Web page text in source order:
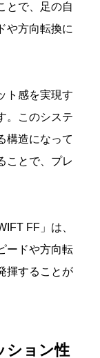
とで、足の自
や方向転換に
ト感を実現す
。このシステ
構造になって
ことで、プレ
FF」は、
ードや方向転
揮することが
ション性